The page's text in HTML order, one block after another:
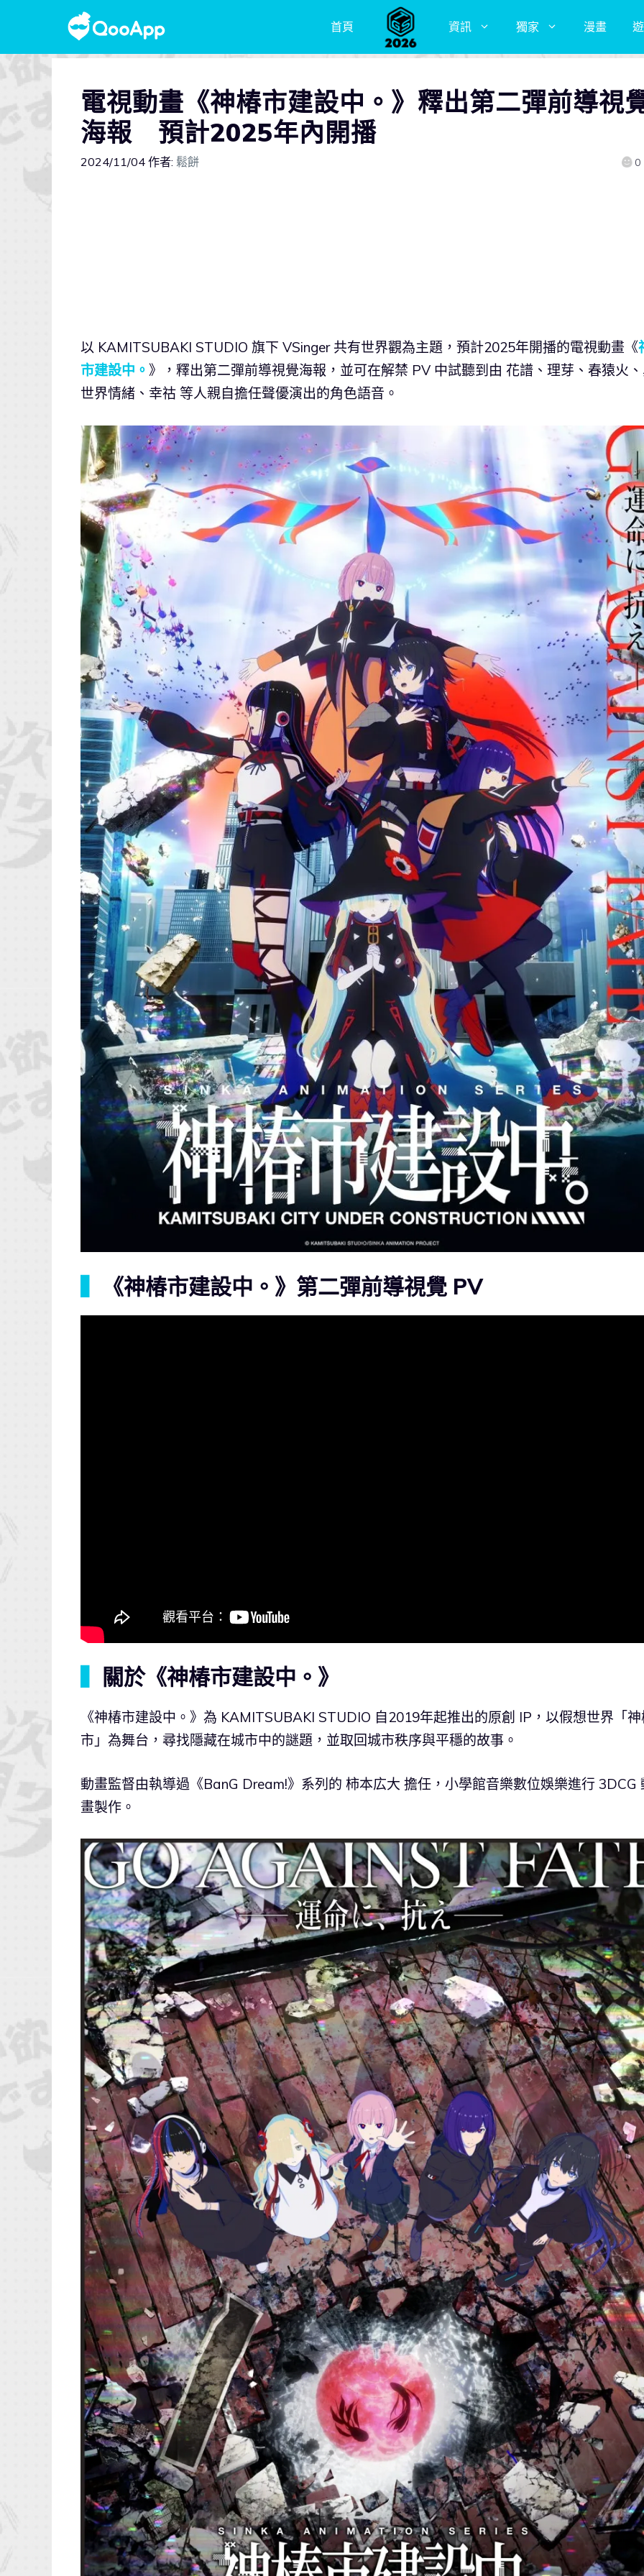
首頁 資訊 獨家 漫畫
電視動畫《神椿市建設中。》釋出第二彈前導視
海報 預計2025年內開播
2024/11/04 作者: 鬆餅 0
以 KAMITSUBAKI STUDIO 旗下 VSinger 共有世界觀為主題，預計2025年開播的電視動畫《
市建設中。 》，釋出第二彈前導視覺海報，並可在解禁 PV 中試聽到由 花譜、理芽、春猿火
世界情緒、幸祜 等人親自擔任聲優演出的角色語音。
《神椿市建設中。》第二彈前導視覺 PV
關於《神椿市建設中。》
《神椿市建設中。》為 KAMITSUBAKI STUDIO 自2019年起推出的原創 IP，以假想世界「
市」為舞台，尋找隱藏在城市中的謎題，並取回城市秩序與平穩的故事。
動畫監督由執導過《BanG Dream!》系列的 柿本広大 擔任，小學館音樂數位娛樂進行 3DCG
畫製作。